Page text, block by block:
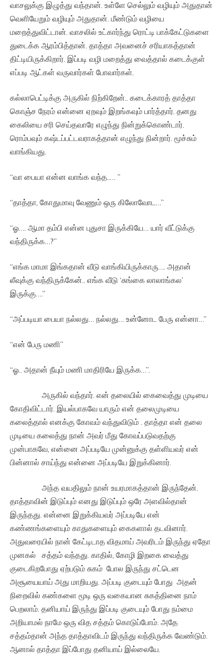
வாசலுக்கு இழுத்து வந்தான். உள்ளே செல்லும் வழியும் அதுதான்
வெளியேறும் வழியும் அதுதான். மீண்டும் வழியை
மறைத்துவிட்டான். வாசலில் உட்கார்ந்து ரொட்டி பாக்கேட்டுகளை
துடைக்க ஆரம்பித்தான். தாத்தா அவனைச் சரியாகத்தான்
திட்டியிருக்கிறார். இப்படி வழி மறைத்து வைத்தால் கடைக்குள்
எப்படி ஆட்கள் வருவார்கள் போவார்கள்.
கல்லாபெட்டிக்கு அருகில் நிற்கிறேன்.. கடைக்காரத் தாத்தா
கொஞ்ச நேரம் என்னை ஏறவும் இறங்கவும் பார்த்தார். தனது
கைலியை சரி செய்தவாரே எழுந்து நின்றுக்கொண்டார்.
ரொம்பவும் கஷ்டப்பட்டவராகத்தான் எழுந்து நின்றார். மூச்சும்
வாங்கியது.
“வா பையா என்ன வாங்க வந்த..… ”
“தாத்தா, கோதுமாவு வேணும் ஒரு கிலோவோட…”
“ஓ…. ஆமா தம்பி என்ன புதுசா இருக்கியே… யார் வீட்டுக்கு
வந்திருக்க…?”
“எங்க மாமா இங்கதான் வீடு வாங்கியிருக்காரு…. அதான்
லீவுக்கு வந்திருக்கேன்.. எங்க வீடு ‘சுங்கை லாலாங்கல’
இருக்கு….”
“அப்படியா பையா நல்லது… நல்லது… உன்னோட பேரு என்னா…”
“என் பேரு மணி”
“ஓ.. அதான் நீயும் மணி மாதிரியே இருக்க…”.
அருகில் வந்தார். என் தலையில் கைவைத்து முடியை
கோதிவிட்டார். இயல்பாகவே யாரும் என் தலைமுடியை
கலைத்தால் எனக்கு கோவம் வந்துவிடும் . தாத்தா என் தலை
முடியை கலைத்து நான் அவர் மீது கோவப்படுவதற்கு
முன்பாகவே, என்னை அப்படியே முன்னுக்கு தள்ளியவர் என்
பின்னால் சாய்ந்து என்னை அப்படியே இறுக்கினார்.
அந்த வயதிலும் நான் உயரமாகத்தான் இருந்தேன்.
தாத்தாவின் இடுப்பும் எனது இடுப்பும் ஒரே அளவில்தான்
இருந்தது. என்னை இறுக்கியவர் அப்படியே என்
கண்ணங்களையும் காதுகளையும் கைகளால் தடவினார்.
அதுவரையில் நான் கேட்டிடாத விதமாய் அவரிடம் இருந்து ஏதோ
முனகல் சத்தம் வந்தது. காதில், கோழி இறகை வைத்து
குடைகிறபோது ஏற்படும் சுகம் போல இருந்து சட்டென
அசூயையாய் அது மாறியது. அப்படி குடையும் போது அதன்
நிறைவில் கண்களை மூடி ஒரு வகையான சுகத்தினை நாம்
பெறலாம். தனியாய் இருந்து இப்படி குடையும் போது நம்மை
அறியாமல் நாமே ஒரு வித சத்தம் கொடுப்போம். அதே
சத்தம்தான் அந்த தாத்தாவிடம் இருந்து வந்திருக்க வேண்டும்.
ஆனால் தாத்தா இப்போது தனியாய் இல்லையே.